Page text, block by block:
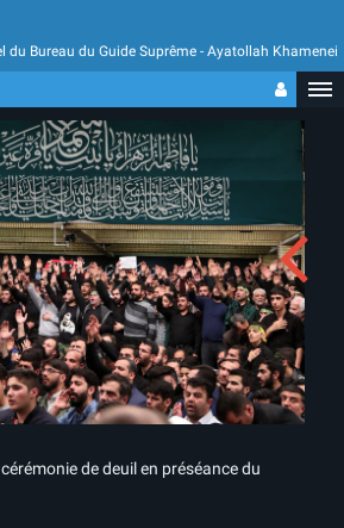
du Bureau du Guide Suprême - Ayatollah Khamenei
de deuil en préséance du